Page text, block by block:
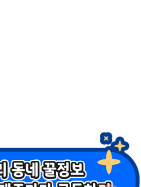
부모교육 연